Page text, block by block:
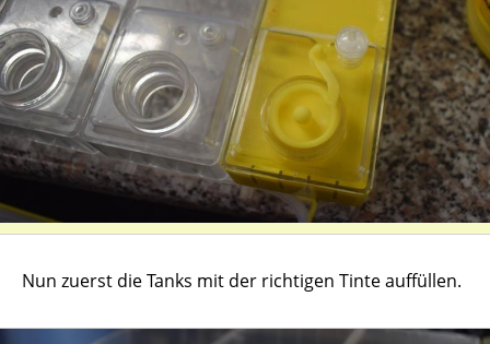
Nun zuerst die Tanks mit der richtigen Tinte auffüllen.